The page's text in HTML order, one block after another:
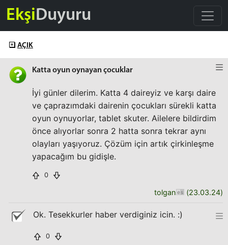
EkşiDuyuru
AÇIK
Katta oyun oynayan çocuklar
İyi günler dilerim. Katta 4 daireyiz ve karşı daire
ve çaprazımdaki dairenin çocukları sürekli katta
oyun oynuyorlar, tablet skuter. Ailelere bildirdim
önce alıyorlar sonra 2 hatta sonra tekrar aynı
olayları yaşıyoruz. Çözüm için artık çirkinleşme
yapacağım bu gidişle.
0
tolgan (23.03.24)
Ok. Tesekkurler haber verdiginiz icin. :)
0